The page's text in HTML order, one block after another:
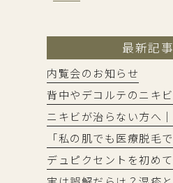
最新記事
内覧会のお知らせ